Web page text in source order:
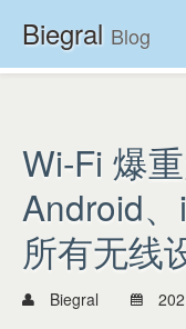
Biegral Blog
首页
Java
Python
JavaScript
Web
Wi-Fi 爆
Android
所有无线
Biegral